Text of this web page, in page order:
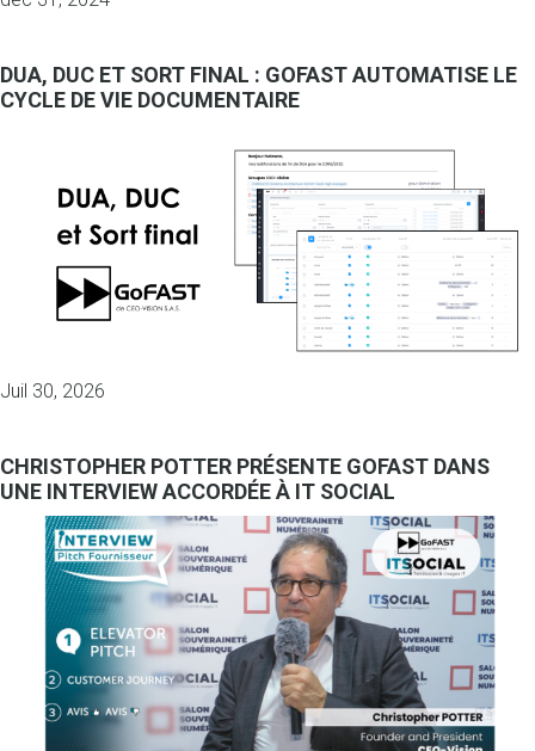
DUA, DUC ET SORT FINAL : GOFAST AUTOMATISE LE
CYCLE DE VIE DOCUMENTAIRE
Juil 30, 2026
CHRISTOPHER POTTER PRÉSENTE GOFAST DANS
UNE INTERVIEW ACCORDÉE À IT SOCIAL